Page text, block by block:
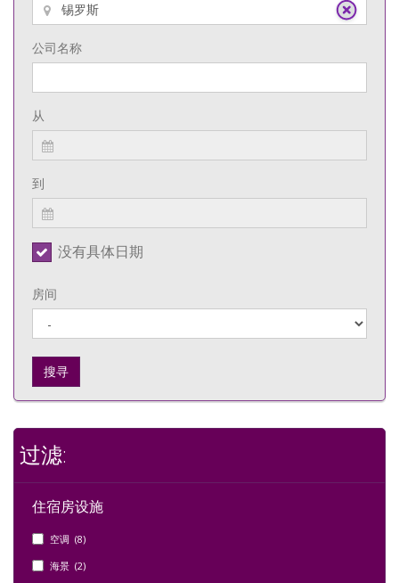
公司名称
从
到
没有具体日期
房间
搜寻
过滤:
住宿房设施
空调 (8)
海景 (2)